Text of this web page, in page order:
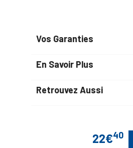
22€40
Vos Garanties
En Savoir Plus
Retrouvez Aussi
Suivez-Nous